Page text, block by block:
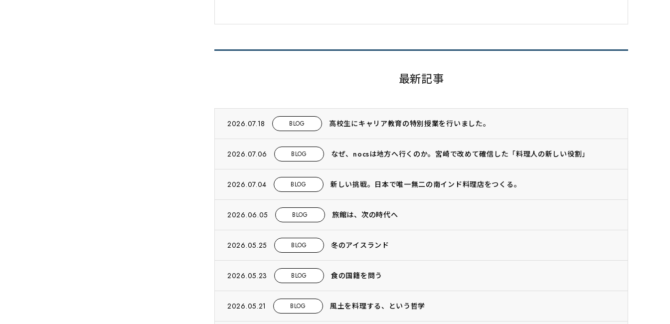
最新記事
2026.07.18 BLOG 高校生にキャリア教育の特別授業を行いました。
2026.07.06 BLOG なぜ、nocsは地方へ行くのか。宮崎で改めて確信した「料理人の新しい役割」
2026.07.04 BLOG 新しい挑戦。日本で唯一無二の南インド料理店をつくる。
2026.06.05 BLOG 旅館は、次の時代へ
2026.05.25 BLOG 冬のアイスランド
2026.05.23 BLOG 食の国籍を問う
2026.05.21 BLOG 風土を料理する、という哲学